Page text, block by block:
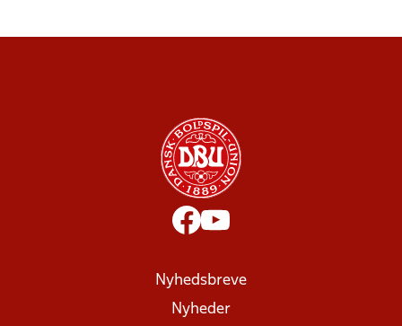
Nyhedsbreve
Nyheder